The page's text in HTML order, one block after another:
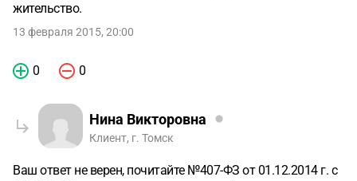
жительство.
13 февраля 2015, 20:00
0 0
Нина Викторовна
Клиент, г. Томск
Ваш ответ не верен, почитайте №407-ФЗ от 01.12.2014 г. с